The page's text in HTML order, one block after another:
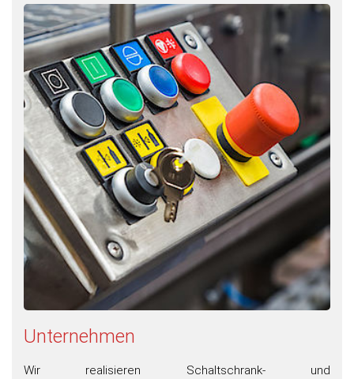
Unternehmen
Wir realisieren Schaltschrank- und